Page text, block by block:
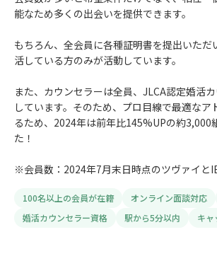
能なため多くの出会いを提供できます。
もちろん、全会員に各種証明書を提出いただ
活している方のみが活動しています。
また、カウンセラーは全員、JLCA認定婚活
しています。そのため、プロ目線で最適なア
るため、2024年は前年比145%UPの約3,000
た！
※会員数：2024年7月末日時点のツヴァイと
100名以上の会員が在籍 オンライン面談対応
婚活カウンセラー資格
駅から5分以内 キャ